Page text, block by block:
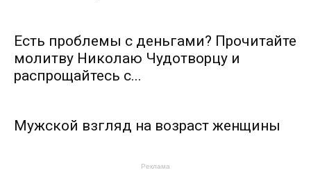
Есть проблемы с деньгами? Прочитайте
молитву Николаю Чудотворцу и
распрощайтесь с...
Мужской взгляд на возраст женщины
Реклама